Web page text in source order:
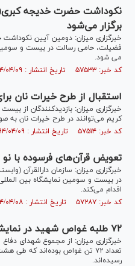
نکوداشت حضرت خدیجه
برگزار می‌شود
خبرگزاری میزان: دومین آیین
فضیلت، حامی رسالت در بیست و سومین
می شود.
کد خبر: ۵۷۵۳۳ تاریخ انتشار : ۱۳۹۴/۰۴/۰۹
استقبال از طرح خیرات نان
خبرگزاری میزان: بازدیدکنندگان از
کریم می‌توانند در طرح خیرات نان به
کد خبر: ۵۷۵۱۴ تاریخ انتشار : ۱۳۹۴/۰۴/۰۹
تعویض قرآن‌های فرسوده با نو
خبرگزاری میزان: سازمان دارالقرآن
در بیست و سومین نمایشگاه بین
اقدام می‌کند.
کد خبر: ۵۷۲۸۷ تاریخ انتشار : ۱۳۹۴/۰۴/۰۸
۷۲ طلبه غواص شهید در نمایشگاه بین‌المللی قرآن
تعداد ۷۲ تن غواص بوده‌اند که
رسیده‌اند.